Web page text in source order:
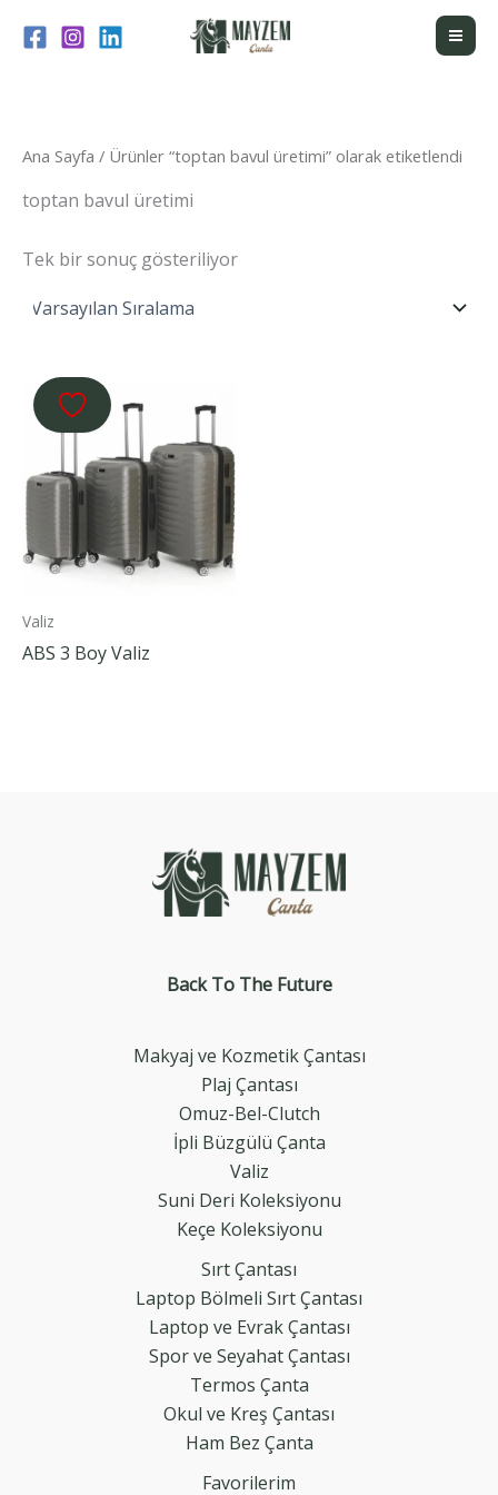
atla
Ana Sayfa / Ürünler “toptan bavul üretimi” olarak etiketlendi
toptan bavul üretimi
Tek bir sonuç gösteriliyor
Valiz
ABS 3 Boy Valiz
Back To The Future
Makyaj ve Kozmetik Çantası
Plaj Çantası
Omuz-Bel-Clutch
İpli Büzgülü Çanta
Valiz
Suni Deri Koleksiyonu
Keçe Koleksiyonu
Sırt Çantası
Laptop Bölmeli Sırt Çantası
Laptop ve Evrak Çantası
Spor ve Seyahat Çantası
Termos Çanta
Okul ve Kreş Çantası
Ham Bez Çanta
Favorilerim